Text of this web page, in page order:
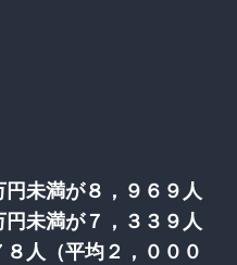
未満が８，９６９人
未満が７，３３９人
人（平均２，０００